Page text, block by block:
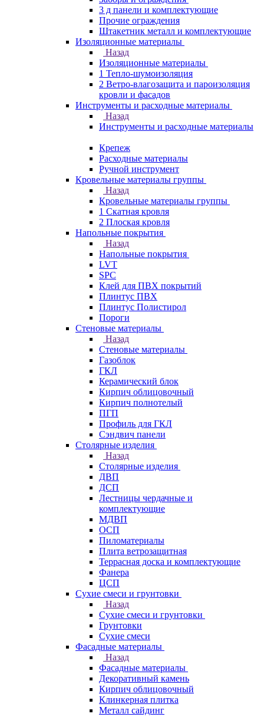
3 д панели и комплектующие
Прочие ограждения
Штакетник металл и комплектующие
Изоляционные материалы
Назад
Изоляционные материалы
1 Тепло-шумоизоляция
2 Ветро-влагозащита и пароизоляция
кровли и фасадов
Инструменты и расходные материалы
Назад
Инструменты и расходные материалы
Крепеж
Расходные материалы
Ручной инструмент
Кровельные материалы группы
Назад
Кровельные материалы группы
1 Скатная кровля
2 Плоская кровля
Напольные покрытия
Назад
Напольные покрытия
LVT
SPC
Клей для ПВХ покрытий
Плинтус ПВХ
Плинтус Полистирол
Пороги
Стеновые материалы
Назад
Стеновые материалы
Газоблок
ГКЛ
Керамический блок
Кирпич облицовочный
Кирпич полнотелый
ПГП
Профиль для ГКЛ
Сэндвич панели
Столярные изделия
Назад
Столярные изделия
ДВП
ДСП
Лестницы чердачные и
комплектующие
МДВП
ОСП
Пиломатериалы
Плита ветрозащитная
Террасная доска и комплектующие
Фанера
ЦСП
Сухие смеси и грунтовки
Назад
Сухие смеси и грунтовки
Грунтовки
Сухие смеси
Фасадные материалы
Назад
Фасадные материалы
Декоративный камень
Кирпич облицовочный
Клинкерная плитка
Металл сайдинг